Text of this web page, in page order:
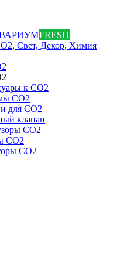
FRESH
Свет, Декор, Химия
к СО2
СО2
для CO2
клапан
СO2
CO2
CO2